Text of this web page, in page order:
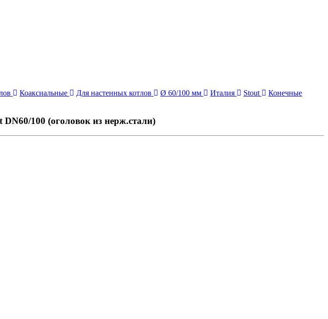
Коаксиальные Для настенных котлов Ø 60/100 мм Италия Stout
Конечные
DN60/100 (оголовок из нерж.стали)